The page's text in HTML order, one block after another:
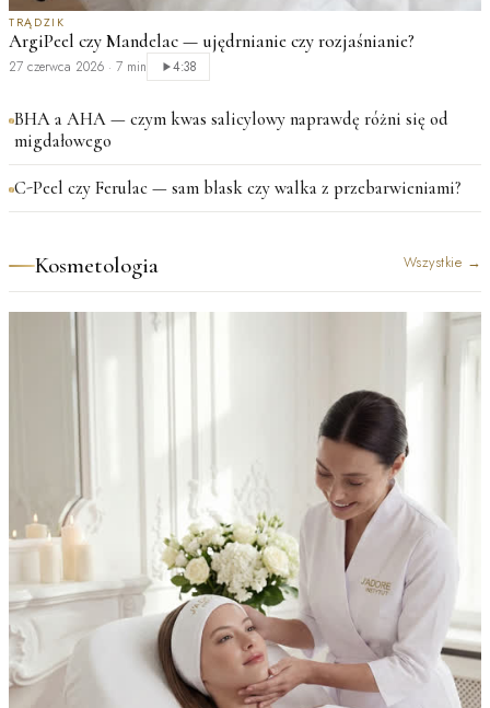
TRĄDZIK
ArgiPeel czy Mandelac — ujędrnianie czy rozjaśnianie?
27 czerwca 2026 · 7 min 4:38
BHA a AHA — czym kwas salicylowy naprawdę różni się od
migdałowego
C-Peel czy Ferulac — sam blask czy walka z przebarwieniami?
Kosmetologia Wszystkie →